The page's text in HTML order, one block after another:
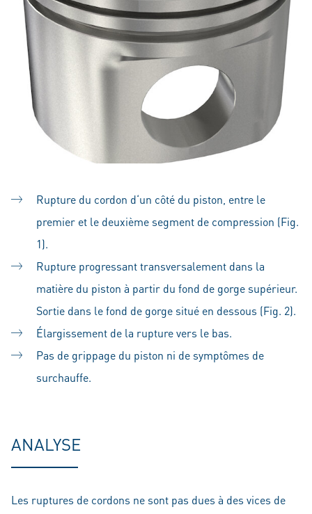
Rupture du cordon d‘un côté du piston, entre le
premier et le deuxième segment de compression (Fig.
1).
Rupture progressant transversalement dans la
matière du piston à partir du fond de gorge supérieur.
Sortie dans le fond de gorge situé en dessous (Fig. 2).
Élargissement de la rupture vers le bas.
Pas de grippage du piston ni de symptômes de
surchauffe.
ANALYSE
Les ruptures de cordons ne sont pas dues à des vices de